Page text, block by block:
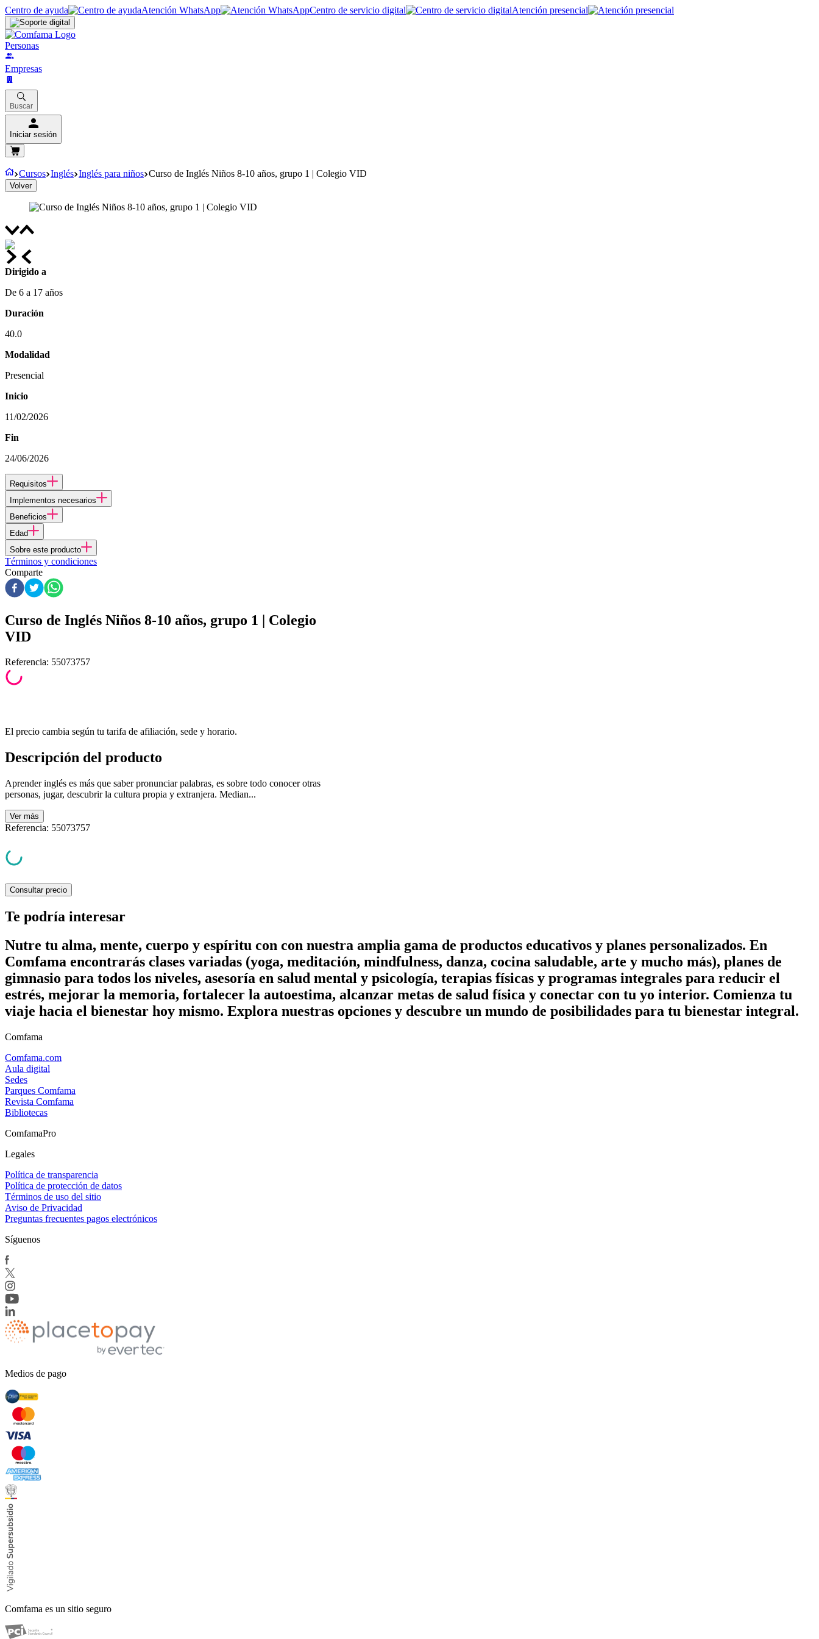
Centro de ayuda Atención WhatsApp Centro de servicio digital Atención presencial
Personas
Empresas
Buscar
Iniciar sesión
Cursos Inglés Inglés para niños Curso de Inglés Niños 8-10 años, grupo 1 | Colegio VID
Volver
Dirigido a
De 6 a 17 años
Duración
40.0
Modalidad
Presencial
Inicio
11/02/2026
Fin
24/06/2026
Requisitos
Implementos necesarios
Beneficios
Edad
Sobre este producto
Términos y condiciones
Comparte
Curso de Inglés Niños 8-10 años, grupo 1 | Colegio
VID
Referencia: 55073757
El precio cambia según tu tarifa de afiliación, sede y horario.
Descripción del producto
Aprender inglés es más que saber pronunciar palabras, es sobre todo conocer otras
personas, jugar, descubrir la cultura propia y extranjera. Median...
Ver más
Referencia: 55073757
Consultar precio
Te podría interesar
Nutre tu alma, mente, cuerpo y espíritu con con nuestra amplia gama de productos educativos y planes personalizados. En
Comfama encontrarás clases variadas (yoga, meditación, mindfulness, danza, cocina saludable, arte y mucho más), planes de
gimnasio para todos los niveles, asesoría en salud mental y psicología, terapias físicas y programas integrales para reducir el
estrés, mejorar la memoria, fortalecer la autoestima, alcanzar metas de salud física y conectar con tu yo interior. Comienza tu
viaje hacia el bienestar hoy mismo. Explora nuestras opciones y descubre un mundo de posibilidades para tu bienestar integral.
Comfama
Comfama.com
Aula digital
Sedes
Parques Comfama
Revista Comfama
Bibliotecas
ComfamaPro
Legales
Política de transparencia
Política de protección de datos
Términos de uso del sitio
Aviso de Privacidad
Preguntas frecuentes pagos electrónicos
Síguenos
Medios de pago
Comfama es un sitio seguro